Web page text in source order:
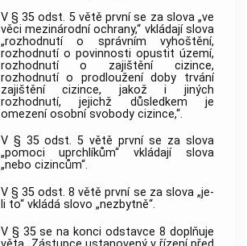
V § 35 odst. 5 větě první se za slova „ve
věci mezinárodní ochrany,“ vkládají slova
„rozhodnutí o správním vyhoštění,
rozhodnutí o povinnosti opustit území,
rozhodnutí o zajištění cizince,
rozhodnutí o prodloužení doby trvání
zajištění cizince, jakož i jiných
rozhodnutí, jejichž důsledkem je
omezení osobní svobody cizince,“.
V § 35 odst. 5 větě první se za slova
„pomoci uprchlíkům“ vkládají slova
„nebo cizincům“.
V § 35 odst. 8 větě první se za slova „je-
li to“ vkládá slovo „nezbytně“.
V § 35 se na konci odstavce 8 doplňuje